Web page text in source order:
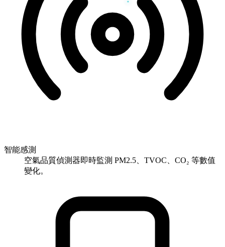
智能感測
空氣品質偵測器即時監測 PM2.5、TVOC、CO₂ 等數值
變化。